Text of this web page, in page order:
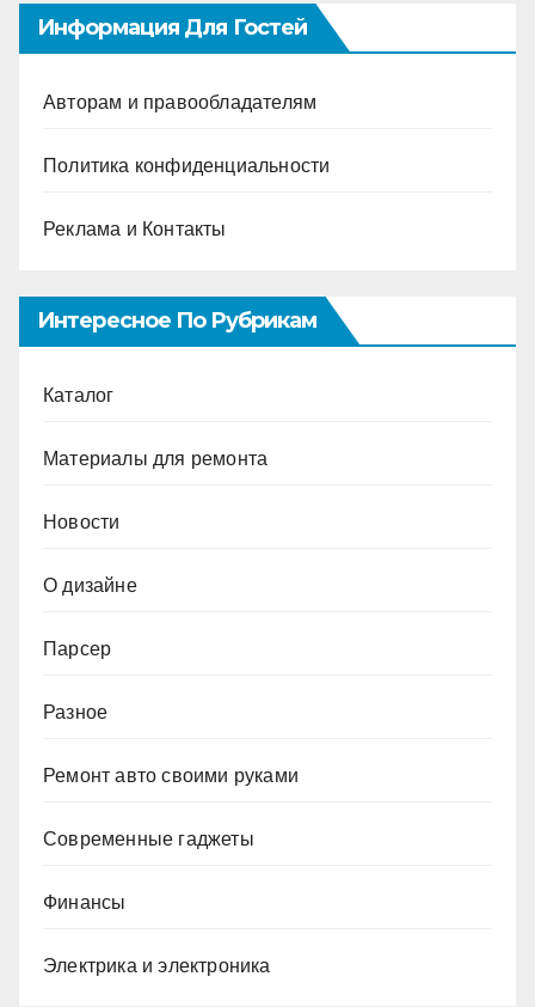
Информация Для Гостей
Авторам и правообладателям
Политика конфиденциальности
Реклама и Контакты
Интересное По Рубрикам
Каталог
Материалы для ремонта
Новости
О дизайне
Парсер
Разное
Ремонт авто своими руками
Современные гаджеты
Финансы
Электрика и электроника